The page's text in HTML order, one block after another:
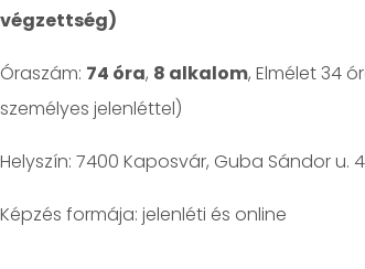
végzettség)
Óraszám: 74 óra, 8 alkalom, Elmélet 34
személyes jelenléttel)
Helyszín: 7400 Kaposvár, Guba Sándor u.
jelenléti és online